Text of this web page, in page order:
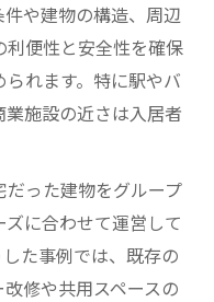
や建物の構造、周辺
便性と安全性を確保
れます。特に駅やバ
施設の近さは入居者
った建物をグループ
に合わせて運営して
た事例では、既存の
修や共用スペースの